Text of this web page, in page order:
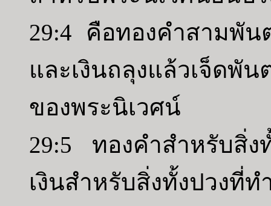
29:4 คือทองคำสามพัน
และเงินถลุงแล้วเจ็ด
ของพระนิเวศน์
29:5 ทองคำสำหรับสิ่
เงินสำหรับสิ่งทั้งปวงที่